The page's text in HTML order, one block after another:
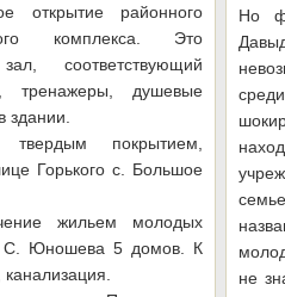
открытие районного
комплекса. Это
соответствующий
тренажеры, душевые
здании.
покрытием,
Горького с. Большое
жильем молодых
С. Юношева 5 домов. К
Но
не